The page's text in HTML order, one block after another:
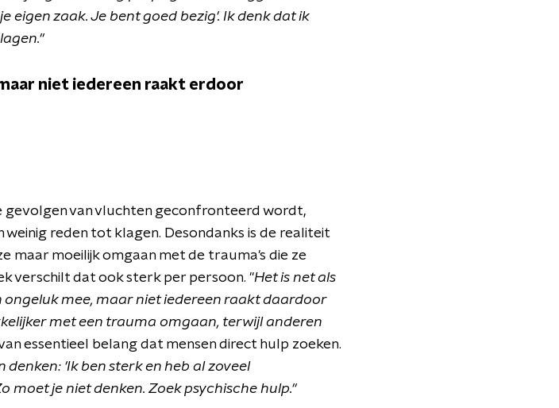
eigen zaak. Je bent goed bezig'. Ik denk dat ik
niet iedereen raakt erdoor
gevolgen van vluchten geconfronteerd wordt,
weinig reden tot klagen. Desondanks is de realiteit
maar moeilijk omgaan met de trauma's die ze
verschilt dat ook sterk per persoon. "Het is net als
mee, maar niet iedereen raakt daardoor
met een trauma omgaan, terwijl anderen
essentieel belang dat mensen direct hulp zoeken.
'Ik ben sterk en heb al zoveel
moet je niet denken. Zoek psychische hulp."